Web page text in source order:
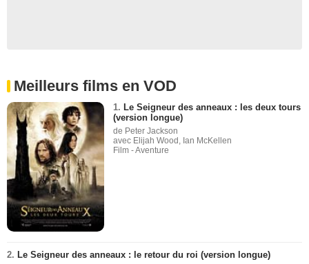
Meilleurs films en VOD
1. Le Seigneur des anneaux : les deux tours
(version longue)
de Peter Jackson
avec Elijah Wood, Ian McKellen
Film - Aventure
2. Le Seigneur des anneaux : le retour du roi (version longue)